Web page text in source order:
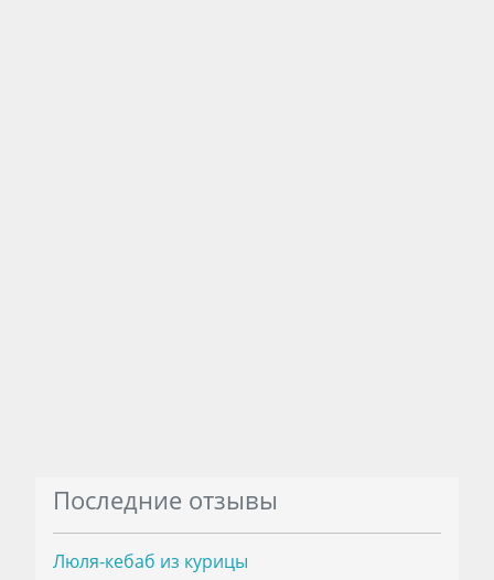
Последние отзывы
Люля-кебаб из курицы